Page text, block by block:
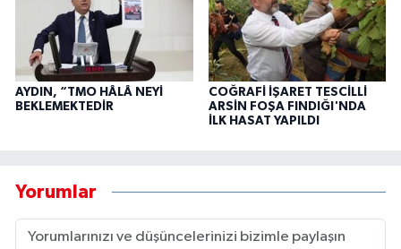
AYDIN, “TMO HÂLÂ NEYİ
BEKLEMEKTEDİR
COĞRAFİ İŞARET TESCİLLİ
ARSİN FOŞA FINDIĞI'NDA
İLK HASAT YAPILDI
Yorumlar